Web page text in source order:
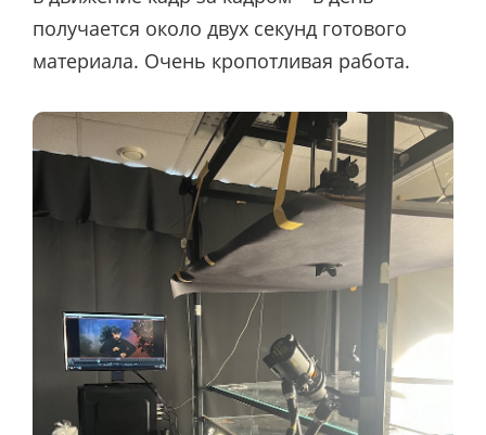
получается около двух секунд готового
материала. Очень кропотливая работа.